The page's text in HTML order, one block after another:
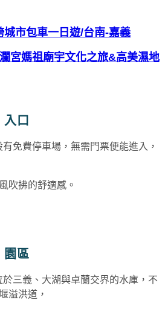
城市包車一日遊/台南-嘉義
宮媽祖廟宇文化之旅&高美濕地
入口
有免費停車場，無需門票便能進入，
吹拂的舒適感。
園區
於三義、大湖與卓蘭交界的水庫，不
溢洪道，